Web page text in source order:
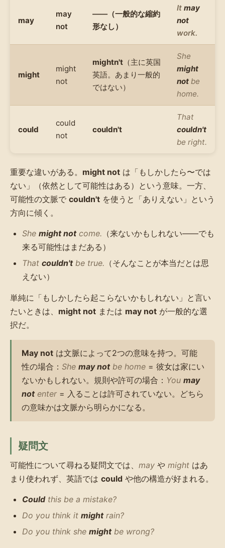
may
may
not
——（一般的な縮約
形なし）
It may
not
work.
might
might
not
mightn't （主に英国
英語。あまり一般的
ではない）
She
might
not be
home.
could
could
not
couldn't
That
couldn't
be right.
重要な違いがある。 might not は「もしかしたら〜では
ない」（依然として可能性はある）という意味。一方、
可能性の文脈で couldn't を使うと「ありえない」という
方向に傾く。
She might notcome. （来ないかもしれない——でも
来る可能性はまだある）
That couldn'tbe true. （そんなことが本当だとは思
えない）
単純に「もしかしたら起こらないかもしれない」と言い
たいときは、 might not または may not が一般的な選
択だ。
May not は文脈によって2つの意味を持つ。可能
性の場合： She may notbe home = 彼女は家にい
ないかもしれない。規則や許可の場合： You may
notenter = 入ることは許可されていない。どちら
の意味かは文脈から明らかになる。
疑問文
可能性について尋ねる疑問文では、 may や might はあ
まり使われず、英語では could や他の構造が好まれる。
Couldthis be a mistake?
Do you think it mightrain?
Do you think she mightbe wrong?